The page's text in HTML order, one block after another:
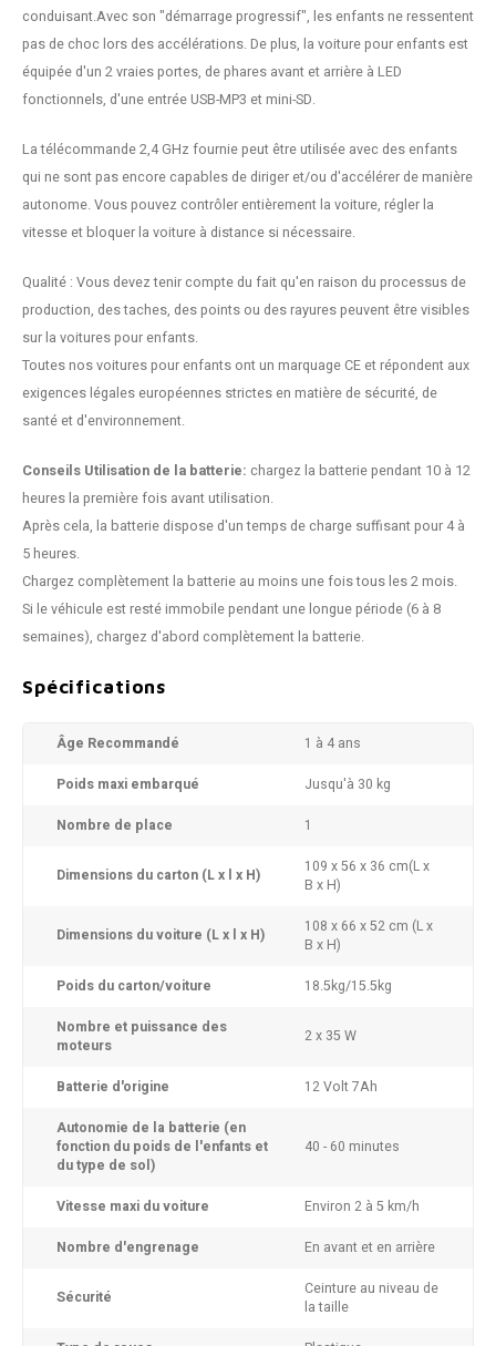
conduisant.Avec son "démarrage progressif", les enfants ne ressentent
pas de choc lors des accélérations. De plus, la voiture pour enfants est
équipée d'un 2 vraies portes, de phares avant et arrière à LED
fonctionnels, d'une entrée USB-MP3 et mini-SD.
La télécommande 2,4 GHz fournie peut être utilisée avec des enfants
qui ne sont pas encore capables de diriger et/ou d'accélérer de manière
autonome. Vous pouvez contrôler entièrement la voiture, régler la
vitesse et bloquer la voiture à distance si nécessaire.
Qualité : Vous devez tenir compte du fait qu'en raison du processus de
production, des taches, des points ou des rayures peuvent être visibles
sur la voitures pour enfants.
Toutes nos voitures pour enfants ont un marquage CE et répondent aux
exigences légales européennes strictes en matière de sécurité, de
santé et d'environnement.
Conseils Utilisation de la batterie: chargez la batterie pendant 10 à 12
heures la première fois avant utilisation.
Après cela, la batterie dispose d'un temps de charge suffisant pour 4 à
5 heures.
Chargez complètement la batterie au moins une fois tous les 2 mois.
Si le véhicule est resté immobile pendant une longue période (6 à 8
semaines), chargez d'abord complètement la batterie.
Spécifications
Âge Recommandé 1 à 4 ans
Poids maxi embarqué Jusqu'à 30 kg
Nombre de place 1
Dimensions du carton (L x l x H)
109 x 56 x 36 cm(L x
B x H)
Dimensions du voiture (L x l x H)
108 x 66 x 52 cm (L x
B x H)
Poids du carton/voiture 18.5kg/15.5kg
Nombre et puissance des
moteurs
2 x 35 W
Batterie d'origine 12 Volt 7Ah
Autonomie de la batterie (en
fonction du poids de l'enfants et
du type de sol)
40 - 60 minutes
Vitesse maxi du voiture Environ 2 à 5 km/h
Nombre d'engrenage En avant et en arrière
Sécurité
Ceinture au niveau de
la taille